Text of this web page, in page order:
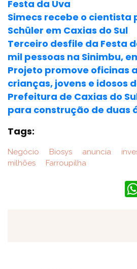
Festa da Uva
Simecs recebe o cientista
Schüler em Caxias do Sul
Terceiro desfile da Festa
mil pessoas na Sinimbu,
Projeto promove oficinas
crianças, jovens e idosos
Prefeitura de Caxias do
para construção de duas
Tags:
Negócio Biosys anuncia
milhões
Farroupilha